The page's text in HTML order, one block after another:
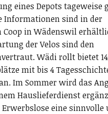
eines Depots tageweise
Informationen sind in der
Coop in Wädenswil
der Velos sind den
Wädi rollt bietet
mit bis 4
Im Sommer wird das
Hauslieferdienst
eine sinnvolle